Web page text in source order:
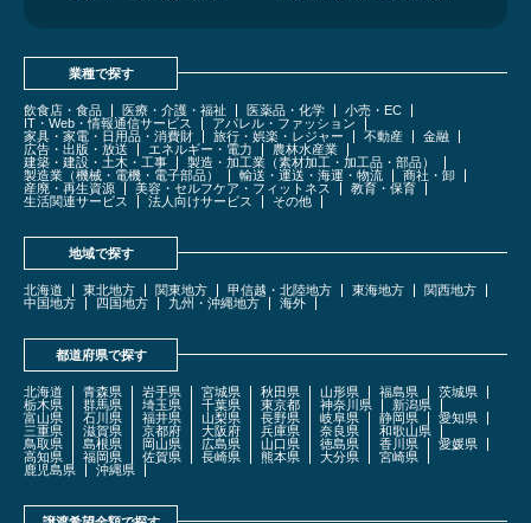
業種で探す
飲食店・食品 医療・介護・福祉 医薬品・化学
小売・EC
IT・Web・情報通信サービス
アパレル・ファッション
家具・家電・日用品・消費財
旅行・娯楽・レジャー 不動産
金融
広告・出版・放送
エネルギー・電力
農林水産業
建築・建設・土木・工事
製造・加工業（素材加工・加工品・部品）
製造業（機械・電機・電子部品）
輸送・運送・海運・物流
商社・卸
産廃・再生資源
美容・セルフケア・フィットネス
教育・保育
生活関連サービス
法人向けサービス その他
地域で探す
北海道 東北地方 関東地方 甲信越・北陸地方 東海地方
関西地方
中国地方
四国地方 九州・沖縄地方 海外
都道府県で探す
北海道 青森県 岩手県 宮城県 秋田県 山形県 福島県
茨城県
栃木県
群馬県 埼玉県 千葉県 東京都 神奈川県
新潟県
富山県
石川県 福井県 山梨県 長野県 岐阜県 静岡県
愛知県
三重県
滋賀県 京都府 大阪府 兵庫県 奈良県
和歌山県
鳥取県
島根県 岡山県 広島県 山口県 徳島県 香川県
愛媛県
高知県
福岡県 佐賀県 長崎県 熊本県 大分県
宮崎県
鹿児島県
沖縄県